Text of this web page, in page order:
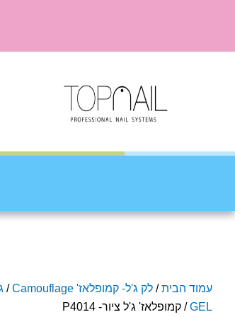
עמוד הבית/ לק ג'ל- קמופלאז' Camouflage /
GEL/ קמופלאז' ג'ל ציור- P4014